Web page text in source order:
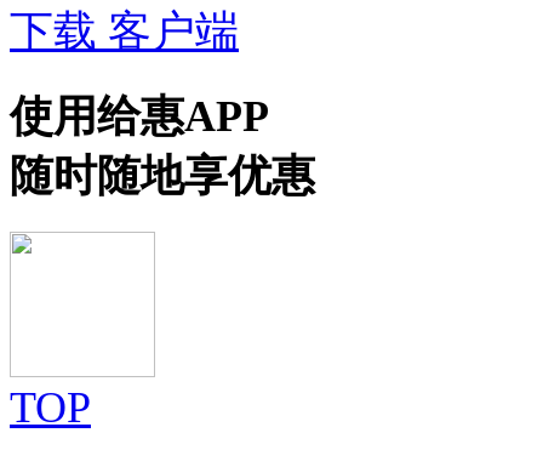
下载 客户端
使用给惠APP
随时随地享优惠
TOP